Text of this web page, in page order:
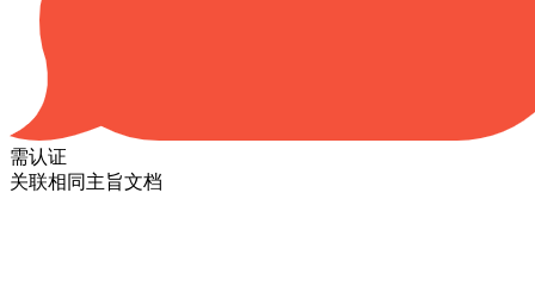
需认证
关联相同主旨文档